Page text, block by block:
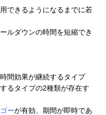
できるようになるまでに若
ルダウンの時間を短縮でき
間効果が継続するタイプ
るタイプの2種類が存在す
ーが有効、期間が即時であ